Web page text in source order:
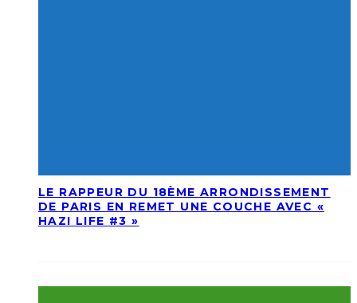
LE RAPPEUR DU 18ÈME ARRONDISSEMENT
DE PARIS EN REMET UNE COUCHE AVEC «
HAZI LIFE #3 »